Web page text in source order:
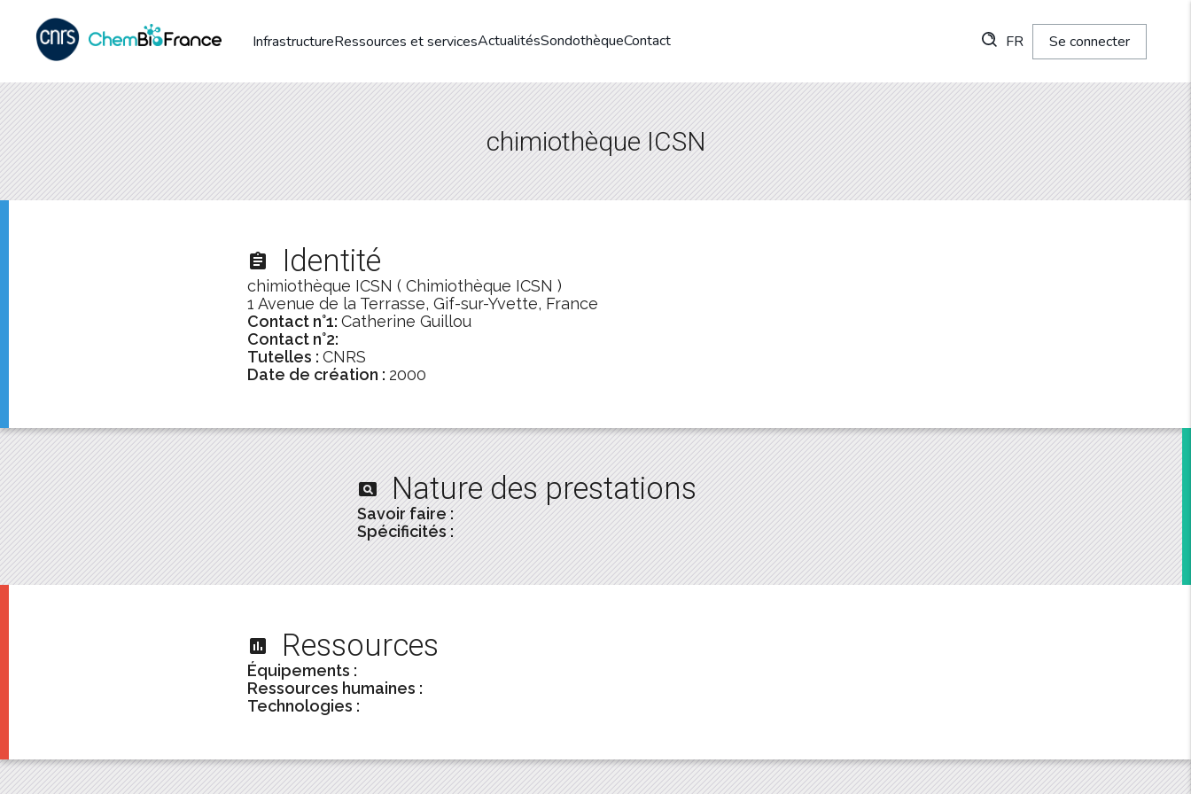
InfrastructureRessources et servicesActualitésSondothèqueContact FR Se connecter
chimiothèque ICSN
assignment Identité
chimiothèque ICSN ( Chimiothèque ICSN )
1 Avenue de la Terrasse, Gif-sur-Yvette, France
Contact n°1: Catherine Guillou
Contact n°2:
Tutelles : CNRS
Date de création : 2000
pageview Nature des prestations
Savoir faire :
Spécificités :
assessment Ressources
Équipements :
Ressources humaines :
Technologies :